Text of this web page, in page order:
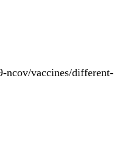
ncov/vaccines/different-